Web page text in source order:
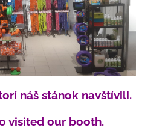
náš stánok navštívili.
visited our booth.